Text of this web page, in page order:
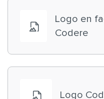
Logo en
Codere
Logo